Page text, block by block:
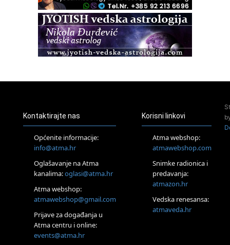
Zagreb
Osnovna radionica za izscjeljivanje pranom (Basic Pranic
Healing course)
Access BARS®, otpusti stres
Pjesma srca / Zagreb
Tečaj Višeg Vodstva, razvijanja intuicije i Akaša zapisa
Online
Upisi u program Profesionalni hipnoterapeut — nova
Online
Postanite Nositelj Vibracije Nove Zemlje
Visoko
Kontaktirajte nas
Općenite informacije:
info@atma.hr
Oglašavanje na Atma
kanalima:oglasi@atma.hr
Atma webshop:
atmawebshop@gmail.com
Prijave za događanja u
Atma centru i online:
events@atma.hr
Korisni linkovi
Atma webshop:
atmawebshop.com
Snimke radionica i
predavanja:
atmazon.hr
Vedska renesansa:
atmaveda.hr